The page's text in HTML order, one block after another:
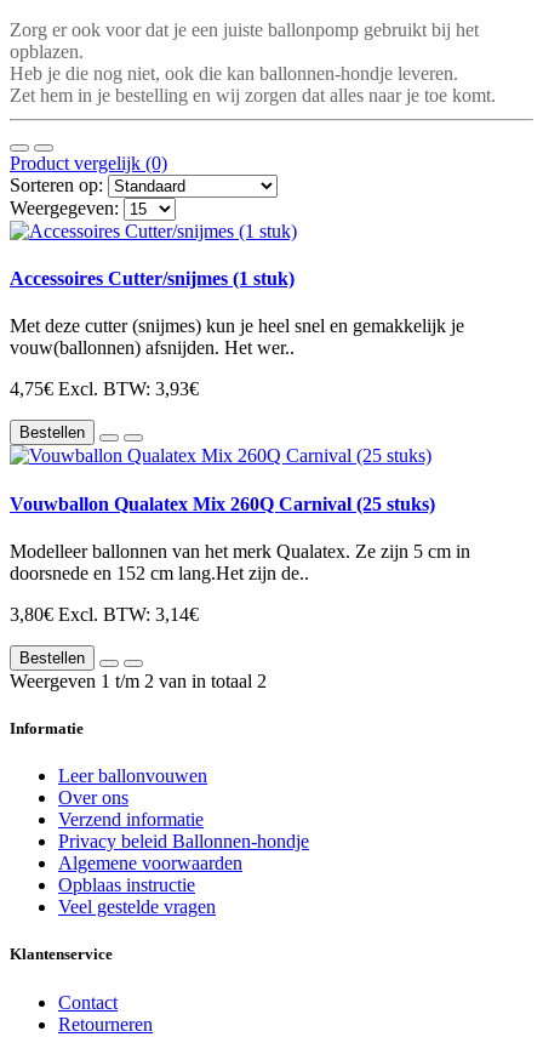
Zorg er ook voor dat je een juiste ballonpomp gebruikt bij het
opblazen.
Heb je die nog niet, ook die kan ballonnen-hondje leveren.
Zet hem in je bestelling en wij zorgen dat alles naar je toe komt.
Product vergelijk (0)
Sorteren op:
Weergegeven:
Accessoires Cutter/snijmes (1 stuk)
Met deze cutter (snijmes) kun je heel snel en gemakkelijk je
vouw(ballonnen) afsnijden. Het wer..
4,75€ Excl. BTW: 3,93€
Bestellen
Vouwballon Qualatex Mix 260Q Carnival (25 stuks)
Modelleer ballonnen van het merk Qualatex. Ze zijn 5 cm in
doorsnede en 152 cm lang.Het zijn de..
3,80€ Excl. BTW: 3,14€
Bestellen
Weergeven 1 t/m 2 van in totaal 2
Informatie
Leer ballonvouwen
Over ons
Verzend informatie
Privacy beleid Ballonnen-hondje
Algemene voorwaarden
Opblaas instructie
Veel gestelde vragen
Klantenservice
Contact
Retourneren